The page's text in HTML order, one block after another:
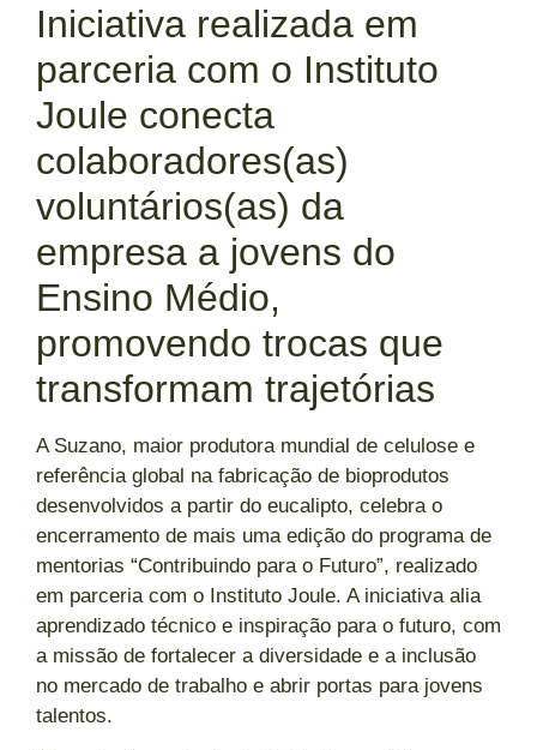
Iniciativa realizada em
parceria com o Instituto
Joule conecta
colaboradores(as)
voluntários(as) da
empresa a jovens do
Ensino Médio,
promovendo trocas que
transformam trajetórias
A Suzano, maior produtora mundial de celulose e
referência global na fabricação de bioprodutos
desenvolvidos a partir do eucalipto, celebra o
encerramento de mais uma edição do programa de
mentorias “Contribuindo para o Futuro”, realizado
em parceria com o Instituto Joule. A iniciativa alia
aprendizado técnico e inspiração para o futuro, com
a missão de fortalecer a diversidade e a inclusão
no mercado de trabalho e abrir portas para jovens
talentos.